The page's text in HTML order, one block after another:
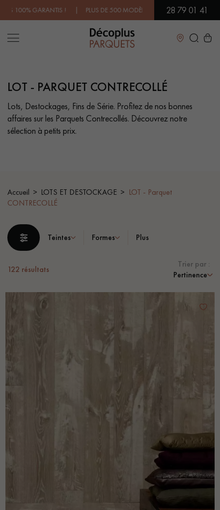
! | PLUS DE 500 MODÈLES EN SHOWROOM | DISPONIBILITÉ
28 79 01 41
Fermer
LES RECHERCHES LES PLUS COURANTES
PARQUET MASSIF
PARQUET CONTRECOLLÉ -
PARQUET HUILÉ
PARQUET VIEILLI
Nos conseillers sont disponibles au
28 79 01 41
VOUS AVEZ UN PROJET ?
Nos experts sont à votre disposition pour vous guider pas à
pas dans le choix et la pose de votre parquet.
LOT - PARQUET CONTRECOLLÉ
Lots, Destockages, Fins de Série. Profitez de nos bonnes
affaires sur les Parquets Contrecollés. Découvrez notre
sélection à petits prix.
Accueil LOTS ET DESTOCKAGE
LOT - Parquet
CONTRECOLLÉ
Teintes Formes Plus
122 résultats
Trier par :
Pertinence